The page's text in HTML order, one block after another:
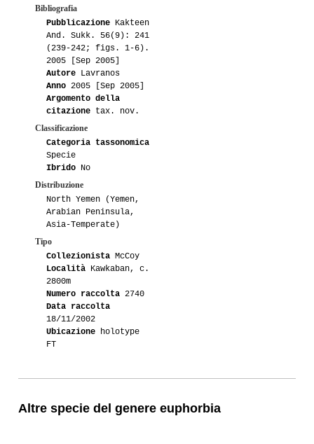
Bibliografia
Pubblicazione Kakteen
And. Sukk. 56(9): 241
(239-242; figs. 1-6).
2005 [Sep 2005]
Autore Lavranos
Anno 2005 [Sep 2005]
Argomento della
citazione tax. nov.
Classificazione
Categoria tassonomica
Specie
Ibrido No
Distribuzione
North Yemen (Yemen,
Arabian Peninsula,
Asia-Temperate)
Tipo
Collezionista McCoy
Località Kawkaban, c.
2800m
Numero raccolta 2740
Data raccolta
18/11/2002
Ubicazione holotype
FT
Altre specie del genere euphorbia